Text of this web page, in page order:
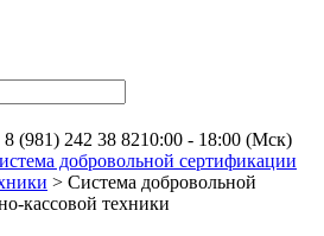
8 (981) 242 38 8210:00 - 18:00 (Мск)
добровольной сертификации
> Система добровольной
кассовой техники